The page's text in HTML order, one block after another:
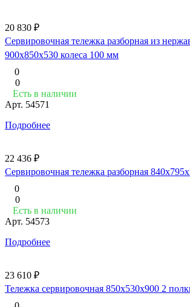
20 830 ₽
Сервировочная тележка разборная из
900x850x530 колеса 100 мм
0
0
Есть в наличии
Арт. 54571
Подробнее
22 436 ₽
Сервировочная тележка разборная
0
0
Есть в наличии
Арт. 54573
Подробнее
23 610 ₽
Тележка сервировочная 850х530х900 2